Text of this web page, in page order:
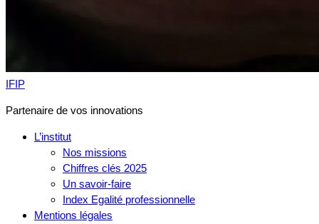
IFIP
Partenaire de vos innovations
L’institut
Nos missions
Chiffres clés 2025
Un savoir-faire
Index Egalité professionnelle
Mentions légales